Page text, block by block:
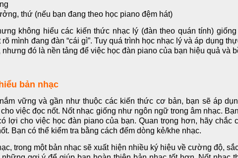
thứ (nếu bạn đang theo học piano đệm hát)
không hiểu các kiến thức nhạc lý (đàn theo quán tính)
mình đang đàn “cái gì”. Tuy quá trình học nhạc lý và áp dụng
đó là nền tảng để việc học đàn piano của bạn hiệu quả và
bản nhạc
vững và gần như thuộc các kiến thức cơ bản, bạn sẽ áp
việc đọc nốt. Nốt nhạc giống như ngôn ngữ trong âm nhạc.
lợi cho việc học đàn piano của bạn. Quan trọng hơn, hãy chắc
Bạn có thể kiểm tra bằng cách đếm dòng kẻ/khe nhạc.
trong một bản nhạc sẽ xuất hiện nhiều ký hiệu về cường độ,